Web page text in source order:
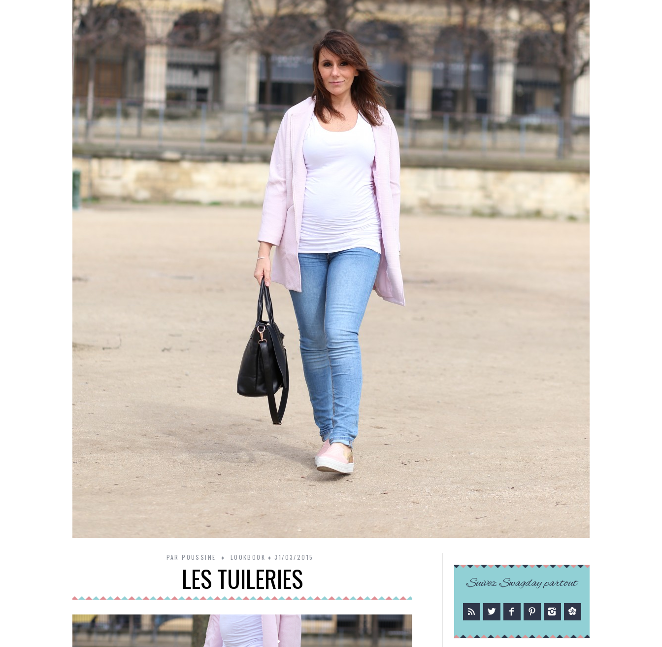
PAR POUSSINE LOOKBOOK 31/03/2015
LES TUILERIES Suivez Swagday partout